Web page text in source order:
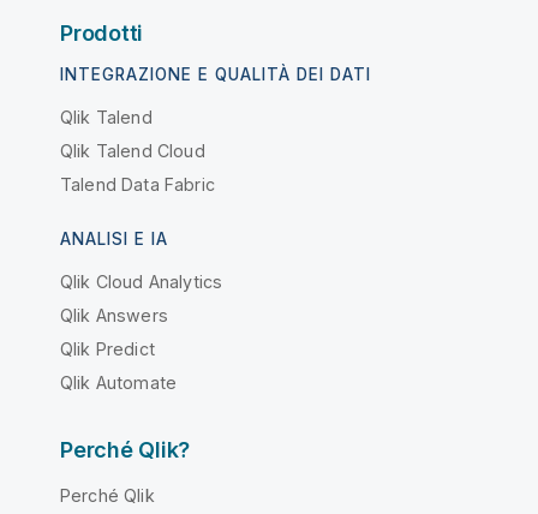
Prodotti
INTEGRAZIONE E QUALITÀ DEI DATI
Qlik Talend
Qlik Talend Cloud
Talend Data Fabric
ANALISI E IA
Qlik Cloud Analytics
Qlik Answers
Qlik Predict
Qlik Automate
Perché Qlik?
Perché Qlik